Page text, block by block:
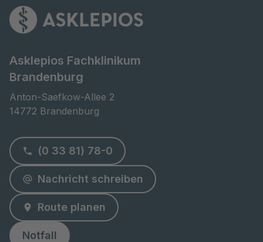
Asklepios Fachklinikum
Brandenburg
Anton-Saefkow-Allee 2
14772 Brandenburg
(0 33 81) 78-0
Nachricht schreiben
Route planen
Notfall